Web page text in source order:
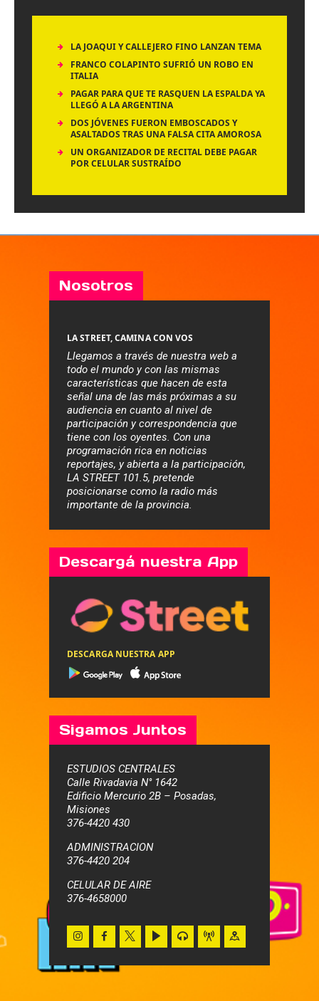
LA JOAQUI Y CALLEJERO FINO LANZAN TEMA
FRANCO COLAPINTO SUFRIÓ UN ROBO EN
ITALIA
PAGAR PARA QUE TE RASQUEN LA ESPALDA YA
LLEGÓ A LA ARGENTINA
DOS JÓVENES FUERON EMBOSCADOS Y
ASALTADOS TRAS UNA FALSA CITA AMOROSA
UN ORGANIZADOR DE RECITAL DEBE PAGAR
POR CELULAR SUSTRAÍDO
Nosotros
LA STREET, CAMINA CON VOS
Llegamos a través de nuestra web a
todo el mundo y con las mismas
características que hacen de esta
señal una de las más próximas a su
audiencia en cuanto al nivel de
participación y correspondencia que
tiene con los oyentes. Con una
programación rica en noticias
reportajes, y abierta a la participación,
LA STREET 101.5, pretende
posicionarse como la radio más
importante de la provincia.
Descargá nuestra App
DESCARGA NUESTRA APP
Sigamos Juntos
ESTUDIOS CENTRALES
Calle Rivadavia N° 1642
Edificio Mercurio 2B – Posadas,
Misiones
376-4420 430
ADMINISTRACION
376-4420 204
CELULAR DE AIRE
376-4658000